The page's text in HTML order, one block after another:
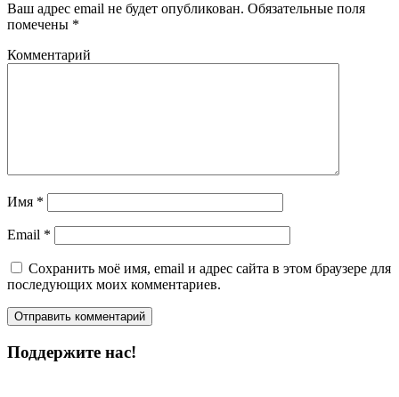
Ваш адрес email не будет опубликован. Обязательные поля
помечены *
Комментарий
Имя *
Email *
Сохранить моё имя, email и адрес сайта в этом браузере для
последующих моих комментариев.
Поддержите нас!